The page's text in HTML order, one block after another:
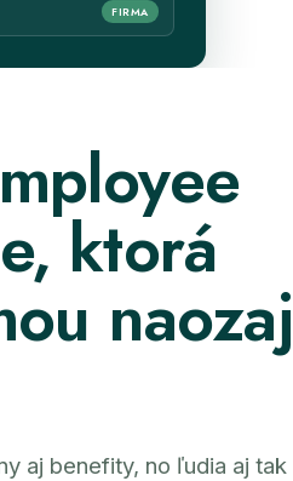
FIRMA
ktorá
naozaj
aj benefity, no ľudia aj